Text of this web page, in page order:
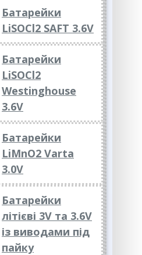
Батарейки
LiSOCl2 SAFT 3.6V
Батарейки
LiSOCl2
Westinghouse
3.6V
Батарейки
LiMnO2 Varta
3.0V
Батарейки
літієві 3V та 3.6V
із виводами під
пайку